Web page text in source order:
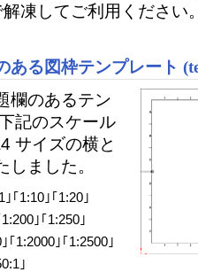
解凍してご利用ください
ある図枠テンプレート
欄のあるテン
記のスケール
サイズの横と
しました。
｢1:10｣｢1:20｣
｣｢1:250｣
｢1:2000｣｢1:2500｣
｣